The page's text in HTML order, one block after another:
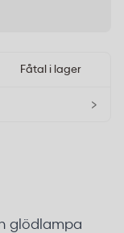
Fåtal i lager
›
glödlampa